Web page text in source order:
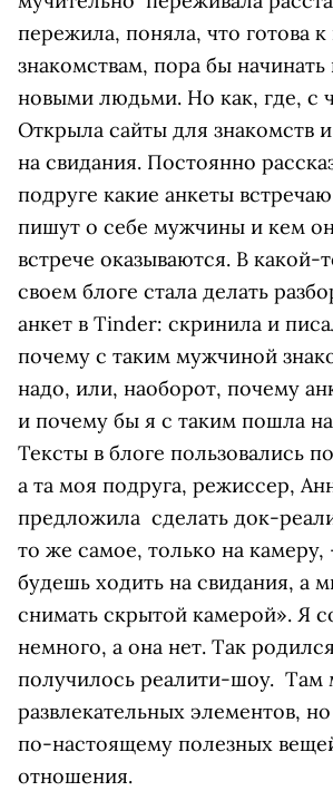
пережила, поняла, что готова
знакомствам, пора бы начинать
новыми людьми. Но как, где, с
Открыла сайты для знакомств
на свидания. Постоянно
подруге какие анкеты
пишут о себе мужчины и кем
встрече оказываются. В какой-
своем блоге стала делать
анкет в Tinder: скринила и
почему с таким мужчиной
надо, или, наоборот, почему
и почему бы я с таким пошла
Тексты в блоге пользовались
а та моя подруга, режиссер,
предложила сделать док-
то же самое, только на
будешь ходить на свидания, а
снимать скрытой камерой». Я
немного, а она нет. Так
получилось реалити-шоу. Там
развлекательных элементов,
по-настоящему полезных
отношения.